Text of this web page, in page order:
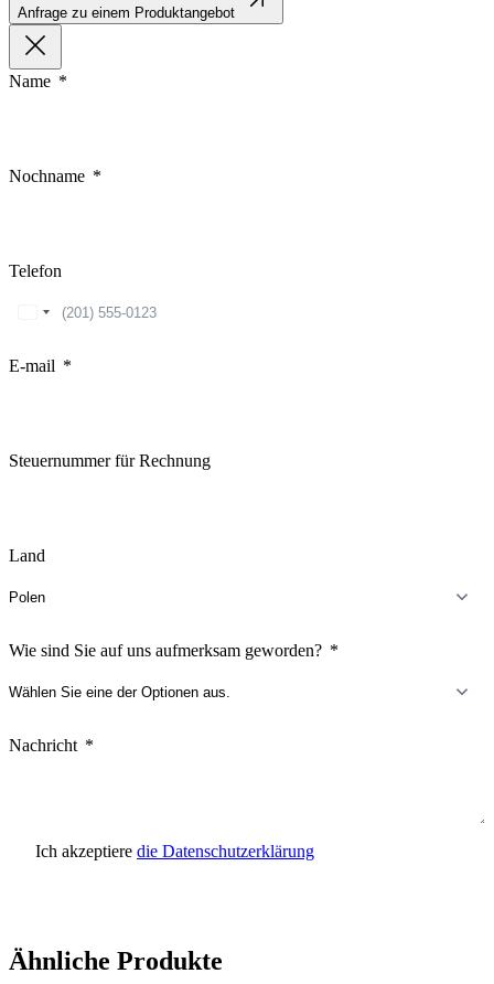
Anfrage zu einem Produktangebot
Name
Nochname
Telefon
United
E-mail
Steuernummer für Rechnung
Land
Wie sind Sie auf uns aufmerksam geworden?
Nachricht
Ich akzeptiere die Datenschutzerklärung
Ähnliche Produkte